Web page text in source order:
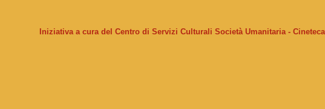
Iniziativa a cura del Centro di Servizi Culturali Società Umanitaria -